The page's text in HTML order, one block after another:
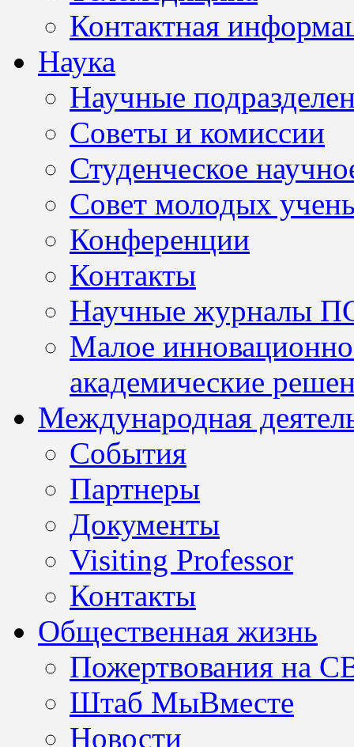
Контактная
Наука
Научные
Советы и комиссии
Студенческое
Совет молодых
Конференции
Контакты
Научные журналы
Малое
академические
Международная
События
Партнеры
Документы
Visiting Professor
Контакты
Общественная жизнь
Пожертвования на
Штаб МыВместе
Новости